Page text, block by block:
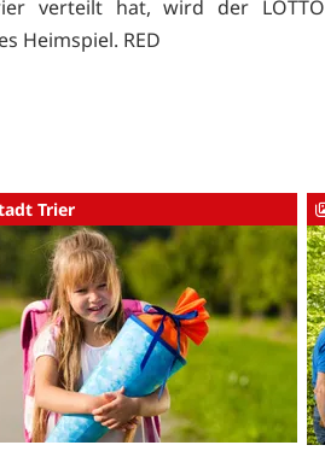
verteilt hat, wird der LOTTO
Heimspiel. RED
Trier